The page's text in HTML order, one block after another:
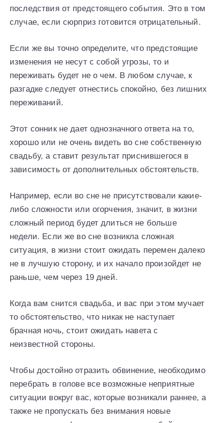
последствия от предстоящего события. Это в том
случае, если сюрприз готовится отрицательный.
Если же вы точно определите, что предстоящие
изменения не несут с собой угрозы, то и
переживать будет не о чем. В любом случае, к
разгадке следует отнестись спокойно, без лишних
переживаний.
Этот сонник не дает однозначного ответа на то,
хорошо или не очень видеть во сне собственную
свадьбу, а ставит результат приснившегося в
зависимость от дополнительных обстоятельств.
Например, если во сне не присутствовали какие-
либо сложности или огорчения, значит, в жизни
сложный период будет длиться не больше
недели. Если же во сне возникла сложная
ситуация, в жизни стоит ожидать перемен далеко
не в лучшую сторону, и их начало произойдет не
раньше, чем через 19 дней.
Когда вам снится свадьба, и вас при этом мучает
то обстоятельство, что никак не наступает
брачная ночь, стоит ожидать навета с
неизвестной стороны.
Чтобы достойно отразить обвинение, необходимо
перебрать в голове все возможные неприятные
ситуации вокруг вас, которые возникали раннее, а
также не пропускать без внимания новые